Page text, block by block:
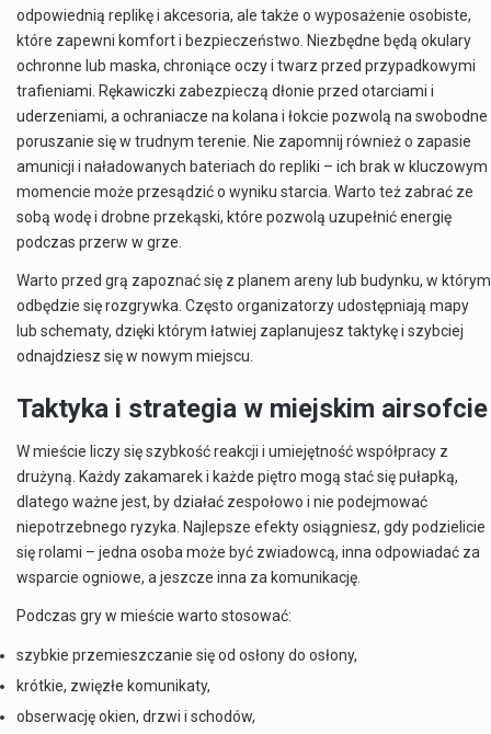
odpowiednią replikę i akcesoria, ale także o wyposażenie osobiste,
które zapewni komfort i bezpieczeństwo. Niezbędne będą okulary
ochronne lub maska, chroniące oczy i twarz przed przypadkowymi
trafieniami. Rękawiczki zabezpieczą dłonie przed otarciami i
uderzeniami, a ochraniacze na kolana i łokcie pozwolą na swobodne
poruszanie się w trudnym terenie. Nie zapomnij również o zapasie
amunicji i naładowanych bateriach do repliki – ich brak w kluczowym
momencie może przesądzić o wyniku starcia. Warto też zabrać ze
sobą wodę i drobne przekąski, które pozwolą uzupełnić energię
podczas przerw w grze.
Warto przed grą zapoznać się z planem areny lub budynku, w którym
odbędzie się rozgrywka. Często organizatorzy udostępniają mapy
lub schematy, dzięki którym łatwiej zaplanujesz taktykę i szybciej
odnajdziesz się w nowym miejscu.
Taktyka i strategia w miejskim airsofcie
W mieście liczy się szybkość reakcji i umiejętność współpracy z
drużyną. Każdy zakamarek i każde piętro mogą stać się pułapką,
dlatego ważne jest, by działać zespołowo i nie podejmować
niepotrzebnego ryzyka. Najlepsze efekty osiągniesz, gdy podzielicie
się rolami – jedna osoba może być zwiadowcą, inna odpowiadać za
wsparcie ogniowe, a jeszcze inna za komunikację.
Podczas gry w mieście warto stosować:
szybkie przemieszczanie się od osłony do osłony,
krótkie, zwięzłe komunikaty,
obserwację okien, drzwi i schodów,